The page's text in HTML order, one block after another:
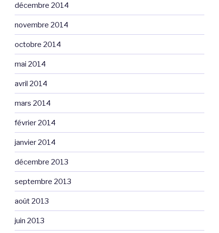
décembre 2014
novembre 2014
octobre 2014
mai 2014
avril 2014
mars 2014
février 2014
janvier 2014
décembre 2013
septembre 2013
août 2013
juin 2013